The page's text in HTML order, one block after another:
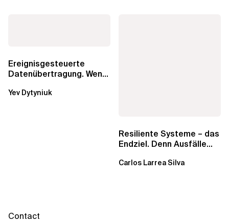
Ereignisgesteuerte
Datenübertragung. Wenn
Kombination aus SQS
Yev Dytyniuk
Resiliente Systeme – das
Endziel. Denn Ausfälle
Carlos Larrea Silva
Contact